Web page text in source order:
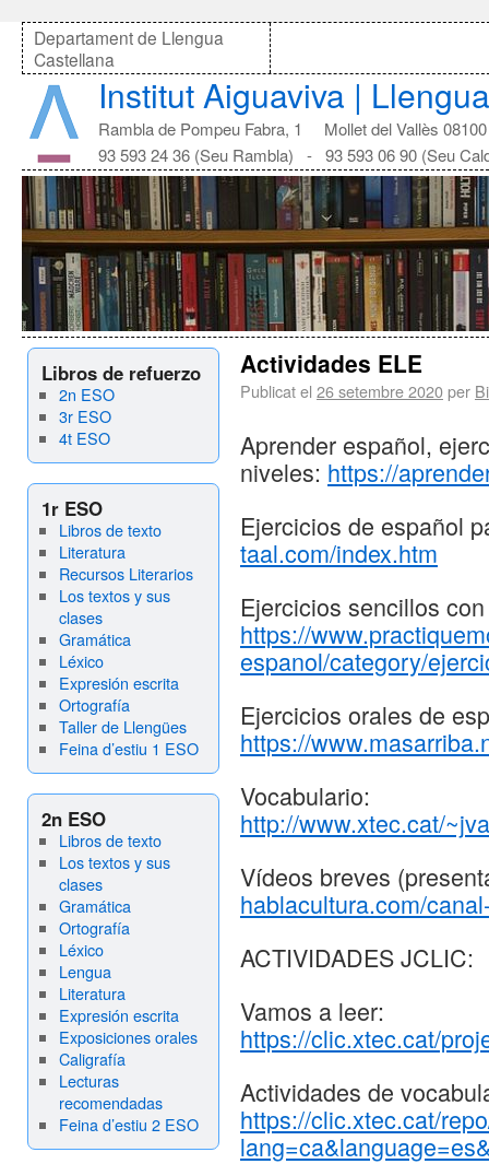
Departament de Llengua
Castellana
Institut Aiguaviva |
Rambla de Pompeu Fabra, 1 Mollet del Vallès 08100
93 593 24 36 (Seu Rambla) - 93 593 06 90 (Seu
Libros de refuerzo
2n ESO
3r ESO
4t ESO
1r ESO
Libros de texto
Literatura
Recursos Literarios
Los textos y sus
clases
Gramática
Léxico
Expresión escrita
Ortografía
Taller de Llengües
Feina d’estiu 1 ESO
2n ESO
Libros de texto
Los textos y sus
clases
Gramática
Ortografía
Léxico
Lengua
Literatura
Expresión escrita
Exposiciones orales
Caligrafía
Lecturas
recomendadas
Feina d’estiu 2 ESO
Actividades ELE
Publicat el 26 setembre 2020per
Aprender español,
niveles: https://
Ejercicios de español
taal.com/index.htm
Ejercicios sencillos
https://
espanol/category/
Ejercicios orales de
https://
Vocabulario:
http://www.xtec.cat/
Vídeos breves
hablacultura.com/
ACTIVIDADES JCLIC:
Vamos a leer:
https://clic.xtec.cat/
Actividades de
https://clic.xtec.cat/